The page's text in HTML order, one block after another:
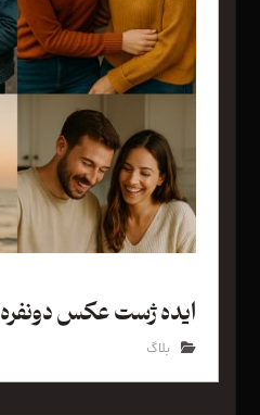
ایده ژست عکس دونفره
بلاگ